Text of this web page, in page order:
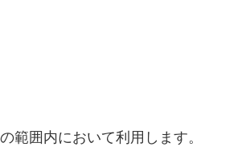
範囲内において利用します。